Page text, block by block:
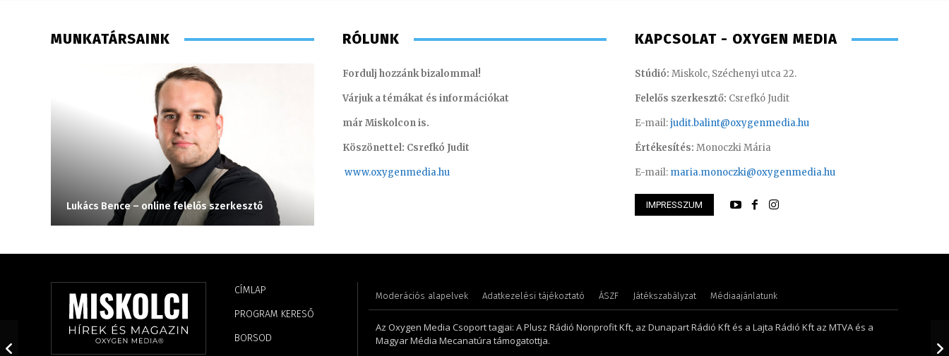
MUNKATÁRSAINK
Lukács Bence – online felelős szerkesztő
szerkesztő
RÓLUNK
Fordulj hozzánk bizalommal!
Várjuk a témákat és információkat
már Miskolcon is.
Köszönettel: Csrefkó Judit
www.oxygenmedia.hu
KAPCSOLAT - OXYGEN MEDIA
Stúdió: Miskolc, Széchenyi utca 22.
Felelős szerkesztő: Csrefkó Judit
E-mail:judit.balint@oxygenmedia.hu
Értékesítés: Monoczki Mária
E-mail: maria.monoczki@oxygenmedia.hu
IMPRESSZUM
CÍMLAP
PROGRAM KERESŐ
BORSOD
Moderációs alapelvek Adatkezelési tájékoztató ÁSZF Játékszabályzat Médiaajánlatunk
Az Oxygen Media Csoport tagjai: A Plusz Rádió Nonprofit Kft, az Dunapart Rádió Kft és a Lajta Rádió Kft az MTVA és a
Magyar Média Mecanatúra támogatottja.